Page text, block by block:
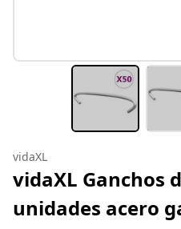
vidaXL
vidaXL Ganchos
unidades acero